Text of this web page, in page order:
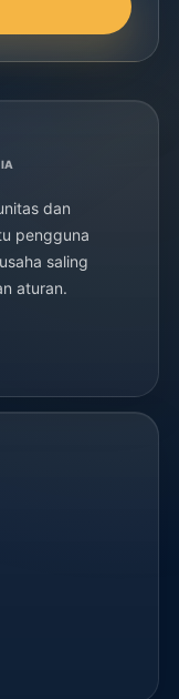
dan
pengguna
saling
aturan.